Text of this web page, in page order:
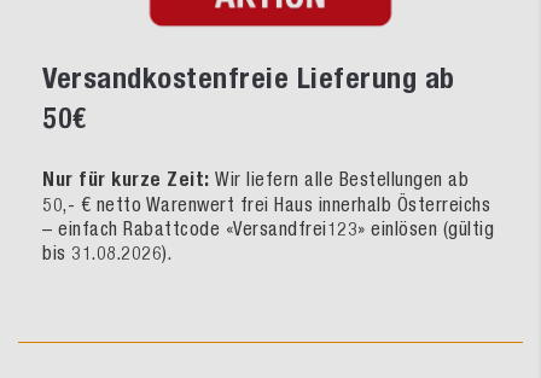
Versandkostenfreie Lieferung ab
50€
Nur für kurze Zeit: Wir liefern alle Bestellungen ab
50,- € netto Warenwert frei Haus innerhalb Österreichs
– einfach Rabattcode «Versandfrei123» einlösen (gültig
bis 31.08.2026).